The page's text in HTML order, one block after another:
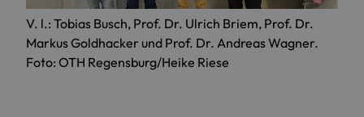
V. l.: Tobias Busch, Prof. Dr. Ulrich Briem, Prof. Dr.
Markus Goldhacker und Prof. Dr. Andreas Wagner.
Foto: OTH Regensburg/Heike Riese